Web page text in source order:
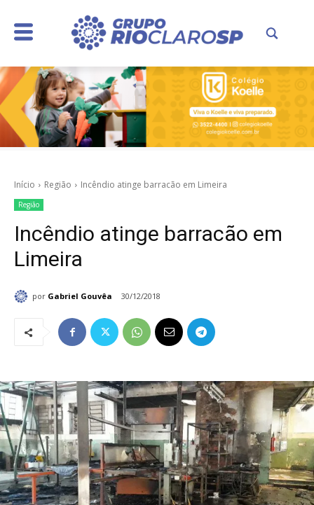
Início Região Incêndio atinge barracão em Limeira
Região
Incêndio atinge barracão em
Limeira
por Gabriel Gouvêa 30/12/2018